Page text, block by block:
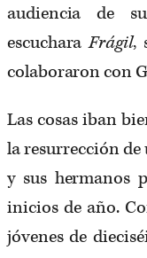
audiencia de
escucharaFrágil,
colaboraron con
Las cosas iban
la resurrección
y sus hermanos
inicios de año.
jóvenes de